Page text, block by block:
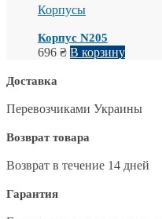
Корпусы
Корпус N205
696 ₴ В корзину
Доставка
Перевозчиками Украины
Возврат товара
Возврат в течение 14 дней
Гарантия